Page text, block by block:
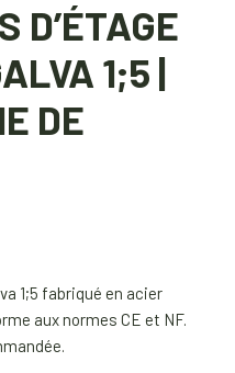
D’ÉTAGE
1;5 |
DE
1;5 fabriqué en acier
aux normes CE et NF.